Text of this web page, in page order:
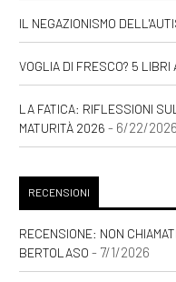
incipit
[31]
audace, di
incipit
[24]
Nicole
IL NEGAZIONISMO
VOGLIA DI FRESCO? 5 LIBRI
LA FATICA: RIFLESSIONI
MATURITÀ 2026 - 6/22/2026
RECENSIONI
RECENSIONE: NON
BERTOLASO - 7/1/2026